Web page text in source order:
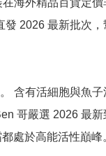
海外精品百貨定
發 2026 最新批次
含有活細胞與魚
哥嚴選 2026 最
處於高能活性巔峰